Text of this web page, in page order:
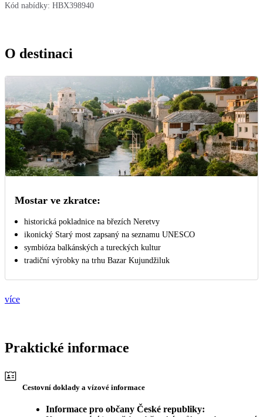
Kód nabídky: HBX398940
O destinaci
Mostar ve zkratce:
historická pokladnice na březích Neretvy
ikonický Starý most zapsaný na seznamu UNESCO
symbióza balkánských a tureckých kultur
tradiční výrobky na trhu Bazar Kujundžiluk
více
Praktické informace
Cestovní doklady a vízové informace
Informace pro občany České republiky: